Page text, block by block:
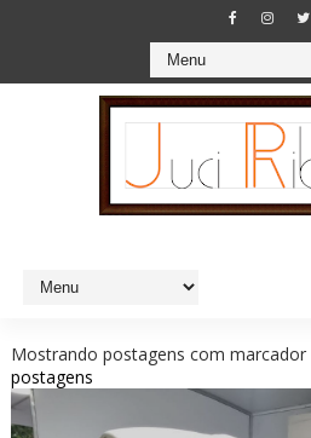
Mostrando postagens com marcador
postagens